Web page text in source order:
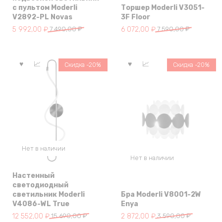
с пультом Moderli
V2892-PL Novas
7 490,00₽
Первоначальная
5 992,00 ₽
Текущая
992,00 ₽.
Торшер Moderli V3051-
3F Floor
7 590,00₽
Первоначальная
6 072,00 ₽
Текущая
072,00 ₽.
Нет в наличии
Скидка -20%
Настенный
светодиодный
светильник Moderli
V4086-WL True
15 690,00₽
Первоначальная
12 552,00 ₽
Текущая
Нет в наличии
Скидка -20%
Бра Moderli V8001-2W
Enya
3 590,00₽
Первоначальная
2 872,00 ₽
Текущая